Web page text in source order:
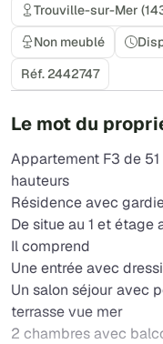
Trouville-sur-Mer
Non meublé
Réf. 2442747
Le mot du
Appartement F3 de
hauteurs
Résidence avec
De situe au 1 et étage
Il comprend
Une entrée avec
Un salon séjour avec
terrasse vue mer
2 chambres avec